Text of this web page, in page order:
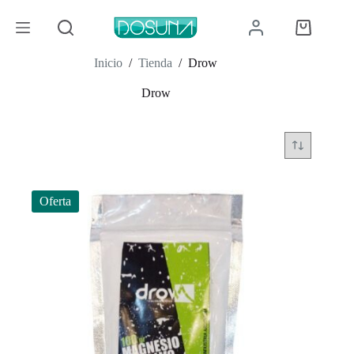
contenido
Carro
de
Inicio / Tienda / Drow
Drow
Oferta